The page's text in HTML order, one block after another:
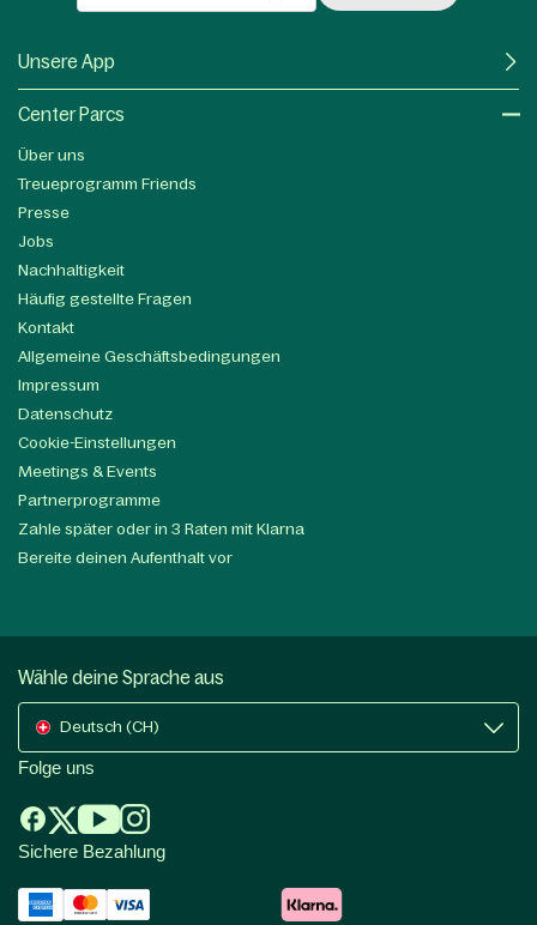
Unsere App
Center Parcs
Über uns
Treueprogramm Friends
Presse
Jobs
Nachhaltigkeit
Häufig gestellte Fragen
Kontakt
Allgemeine Geschäftsbedingungen
Impressum
Datenschutz
Cookie-Einstellungen
Meetings & Events
Partnerprogramme
Zahle später oder in 3 Raten mit Klarna
Bereite deinen Aufenthalt vor
Wähle deine Sprache aus
Deutsch (CH)
Folge uns
Sichere Bezahlung